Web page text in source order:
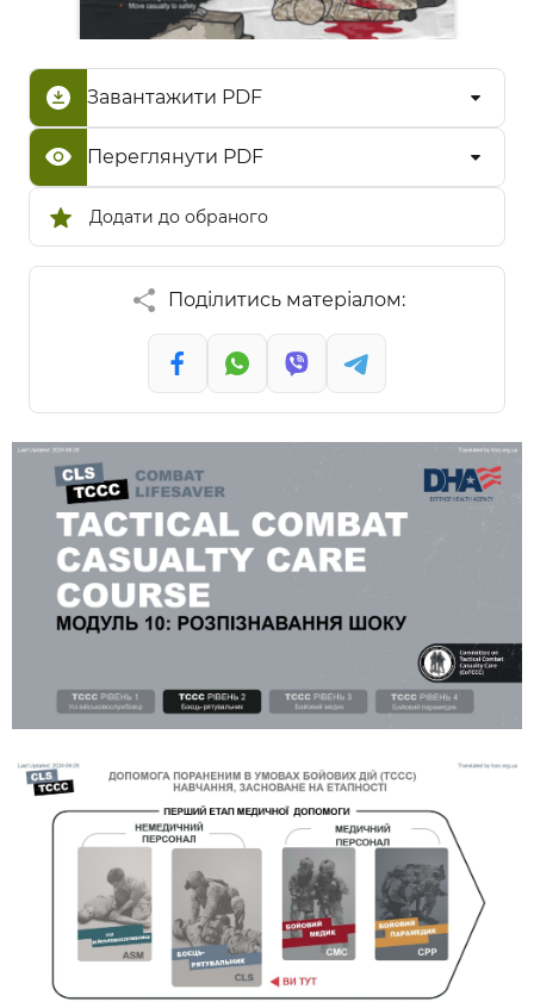
Додати до обраного
Завантажити PDF
Переглянути PDF
Поділитись матеріалом: